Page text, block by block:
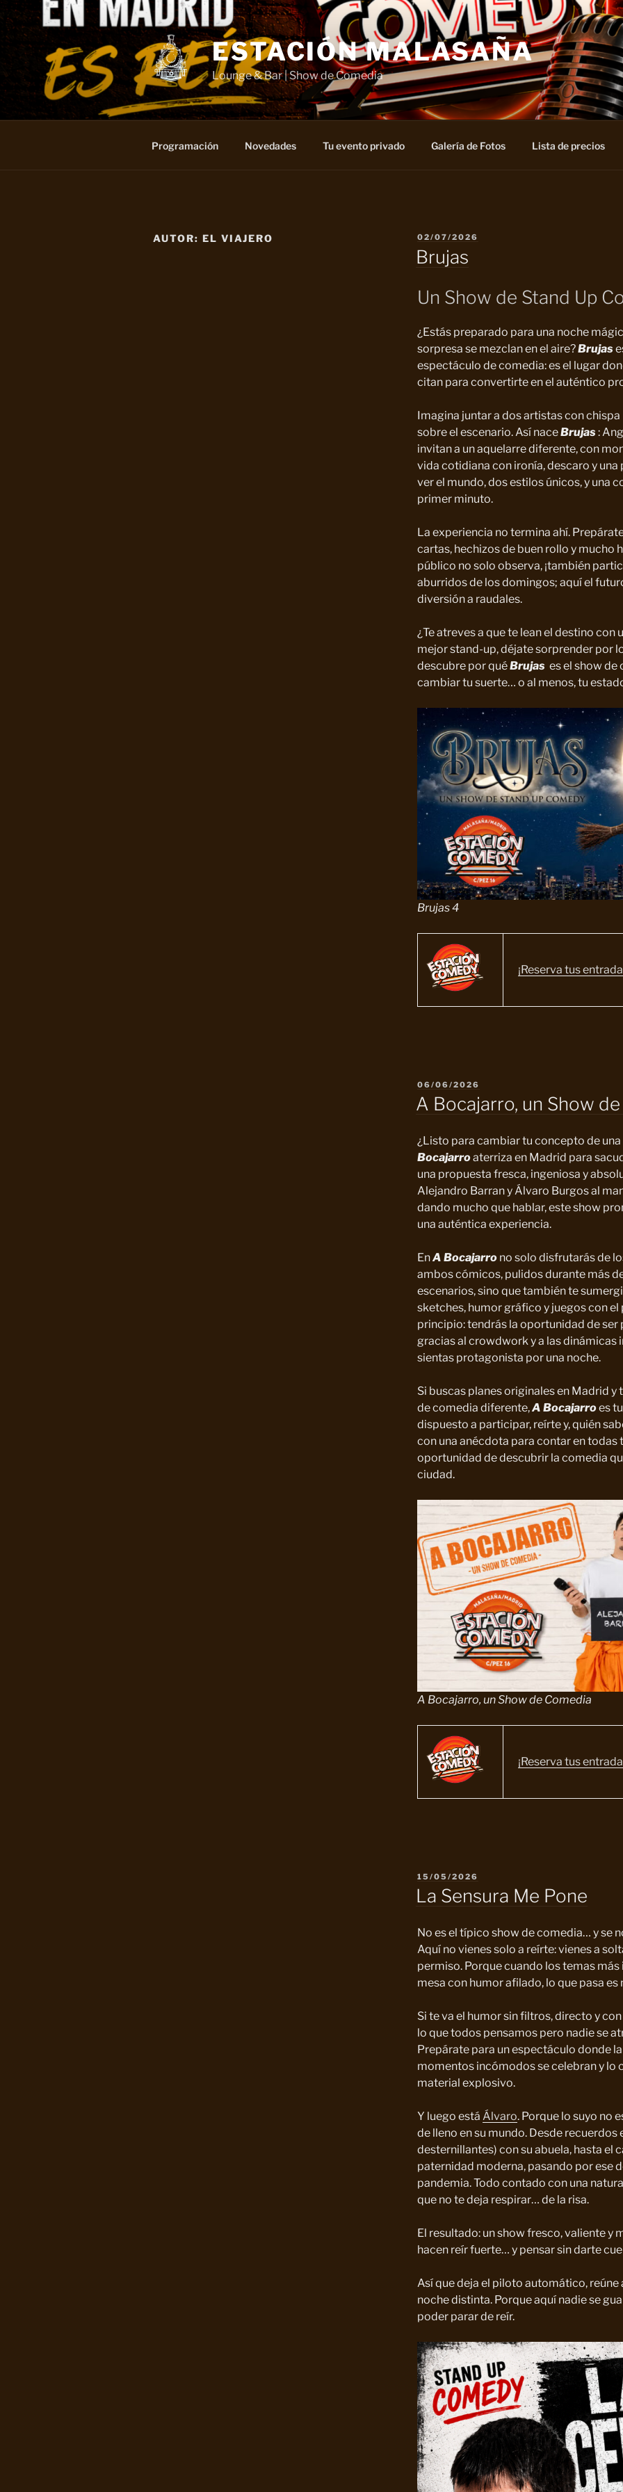
Saltar
al
contenido
ESTACIÓN MALASAÑA
Lounge & Bar | Show de Comedia
Programación Novedades Tu evento privado Galería de Fotos Lista de precios
AUTOR: EL VIAJERO
PUBLICADO
EL
02/07/2026
Brujas
Un Show de Stand Up
¿Estás preparado para una noche
sorpresa se mezclan en el aire?Brujas
espectáculo de comedia: es el lugar
citan para convertirte en el auténtico
Imagina juntar a dos artistas con
sobre el escenario. Así naceBrujas :
invitan a un aquelarre diferente, con
vida cotidiana con ironía, descaro y
ver el mundo, dos estilos únicos, y una
primer minuto.
La experiencia no termina ahí.
cartas, hechizos de buen rollo y mucho
público no solo observa, ¡también
aburridos de los domingos; aquí el
diversión a raudales.
¿Te atreves a que te lean el destino con
mejor stand-up, déjate sorprender por
descubre por quéBrujas es el show
cambiar tu suerte… o al menos, tu
Brujas 4
¡Reserva tus
PUBLICADO
EL
06/06/2026
A Bocajarro, un Show
¿Listo para cambiar tu concepto de
Bocajarroaterriza en Madrid para
una propuesta fresca, ingeniosa y
Alejandro Barran y Álvaro Burgos al
dando mucho que hablar, este show
una auténtica experiencia.
EnA Bocajarrono solo disfrutarás de
ambos cómicos, pulidos durante más
escenarios, sino que también te
sketches, humor gráfico y juegos con el
principio: tendrás la oportunidad de
gracias al crowdwork y a las dinámicas
sientas protagonista por una noche.
Si buscas planes originales en Madrid
de comedia diferente,A Bocajarroes
dispuesto a participar, reírte y, quién
con una anécdota para contar en todas
oportunidad de descubrir la comedia
ciudad.
A Bocajarro, un Show de Comedia
¡Reserva tus
PUBLICADO
EL
15/05/2026
La Sensura Me Pone
No es el típico show de comedia… y se
Aquí no vienes solo a reírte: vienes a
permiso. Porque cuando los temas
mesa con humor afilado, lo que pasa es
Si te va el humor sin filtros, directo y
lo que todos pensamos pero nadie se
Prepárate para un espectáculo donde
momentos incómodos se celebran y lo
material explosivo.
Y luego está Álvaro. Porque lo suyo no
de lleno en su mundo. Desde
desternillantes) con su abuela, hasta el
paternidad moderna, pasando por ese
pandemia. Todo contado con una
que no te deja respirar… de la risa.
El resultado: un show fresco, valiente y
hacen reír fuerte… y pensar sin darte
Así que deja el piloto automático, reúne
noche distinta. Porque aquí nadie se
poder parar de reír.